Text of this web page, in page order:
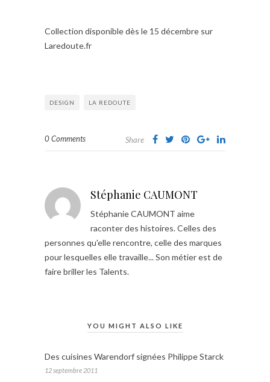
Collection disponible dès le 15 décembre sur
Laredoute.fr
DESIGN LA REDOUTE
0 Comments Share
Stéphanie CAUMONT
Stéphanie CAUMONT aime
raconter des histoires. Celles des
personnes qu'elle rencontre, celle des marques
pour lesquelles elle travaille... Son métier est de
faire briller les Talents.
YOU MIGHT ALSO LIKE
Des cuisines Warendorf signées Philippe Starck
12 septembre 2011